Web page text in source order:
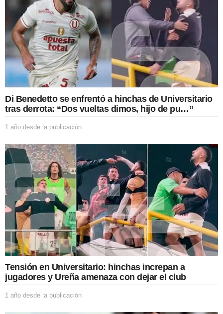
Di Benedetto se enfrentó a hinchas de Universitario
tras derrota: “Dos vueltas dimos, hijo de pu…”
1 año desde la publicación
ñ
o
d
e
e
l
a
p
u
b
i
c
Tensión en Universitario: hinchas increpan a
jugadores y Ureña amenaza con dejar el club
1 año desde la publicación